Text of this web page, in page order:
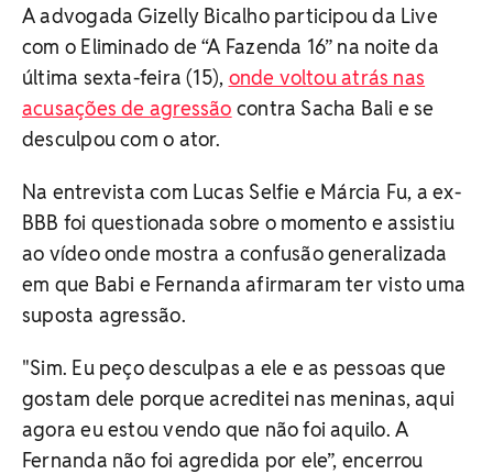
A advogada Gizelly Bicalho participou da Live
com o Eliminado de “A Fazenda 16” na noite da
última sexta-feira (15), onde voltou atrás nas
acusações de agressão contra Sacha Bali e se
desculpou com o ator.
Na entrevista com Lucas Selfie e Márcia Fu, a ex-
BBB foi questionada sobre o momento e assistiu
ao vídeo onde mostra a confusão generalizada
em que Babi e Fernanda afirmaram ter visto uma
suposta agressão.
"Sim. Eu peço desculpas a ele e as pessoas que
gostam dele porque acreditei nas meninas, aqui
agora eu estou vendo que não foi aquilo. A
Fernanda não foi agredida por ele”, encerrou